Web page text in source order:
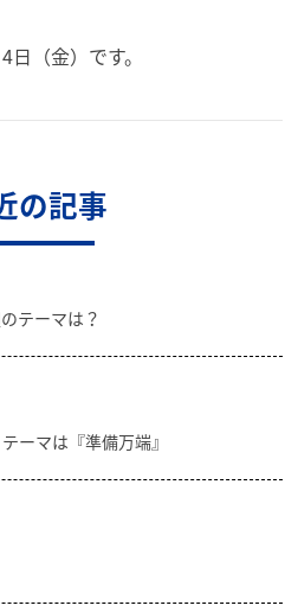
（金）です。
の記事
テーマは？
ーマは『準備万端』